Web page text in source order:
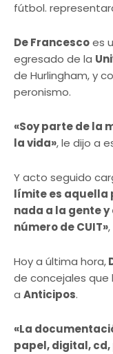
fútbol.
De Francescoes
egresado de la
de Hurlingham, y
peronismo.
«Soy parte de la
la vida», le dijo a
Y acto seguido
límite es aquella
nada a la gente
número de CUIT»
Hoy a última hora,
de concejales
a Anticipos.
«La
papel, digital, cd,